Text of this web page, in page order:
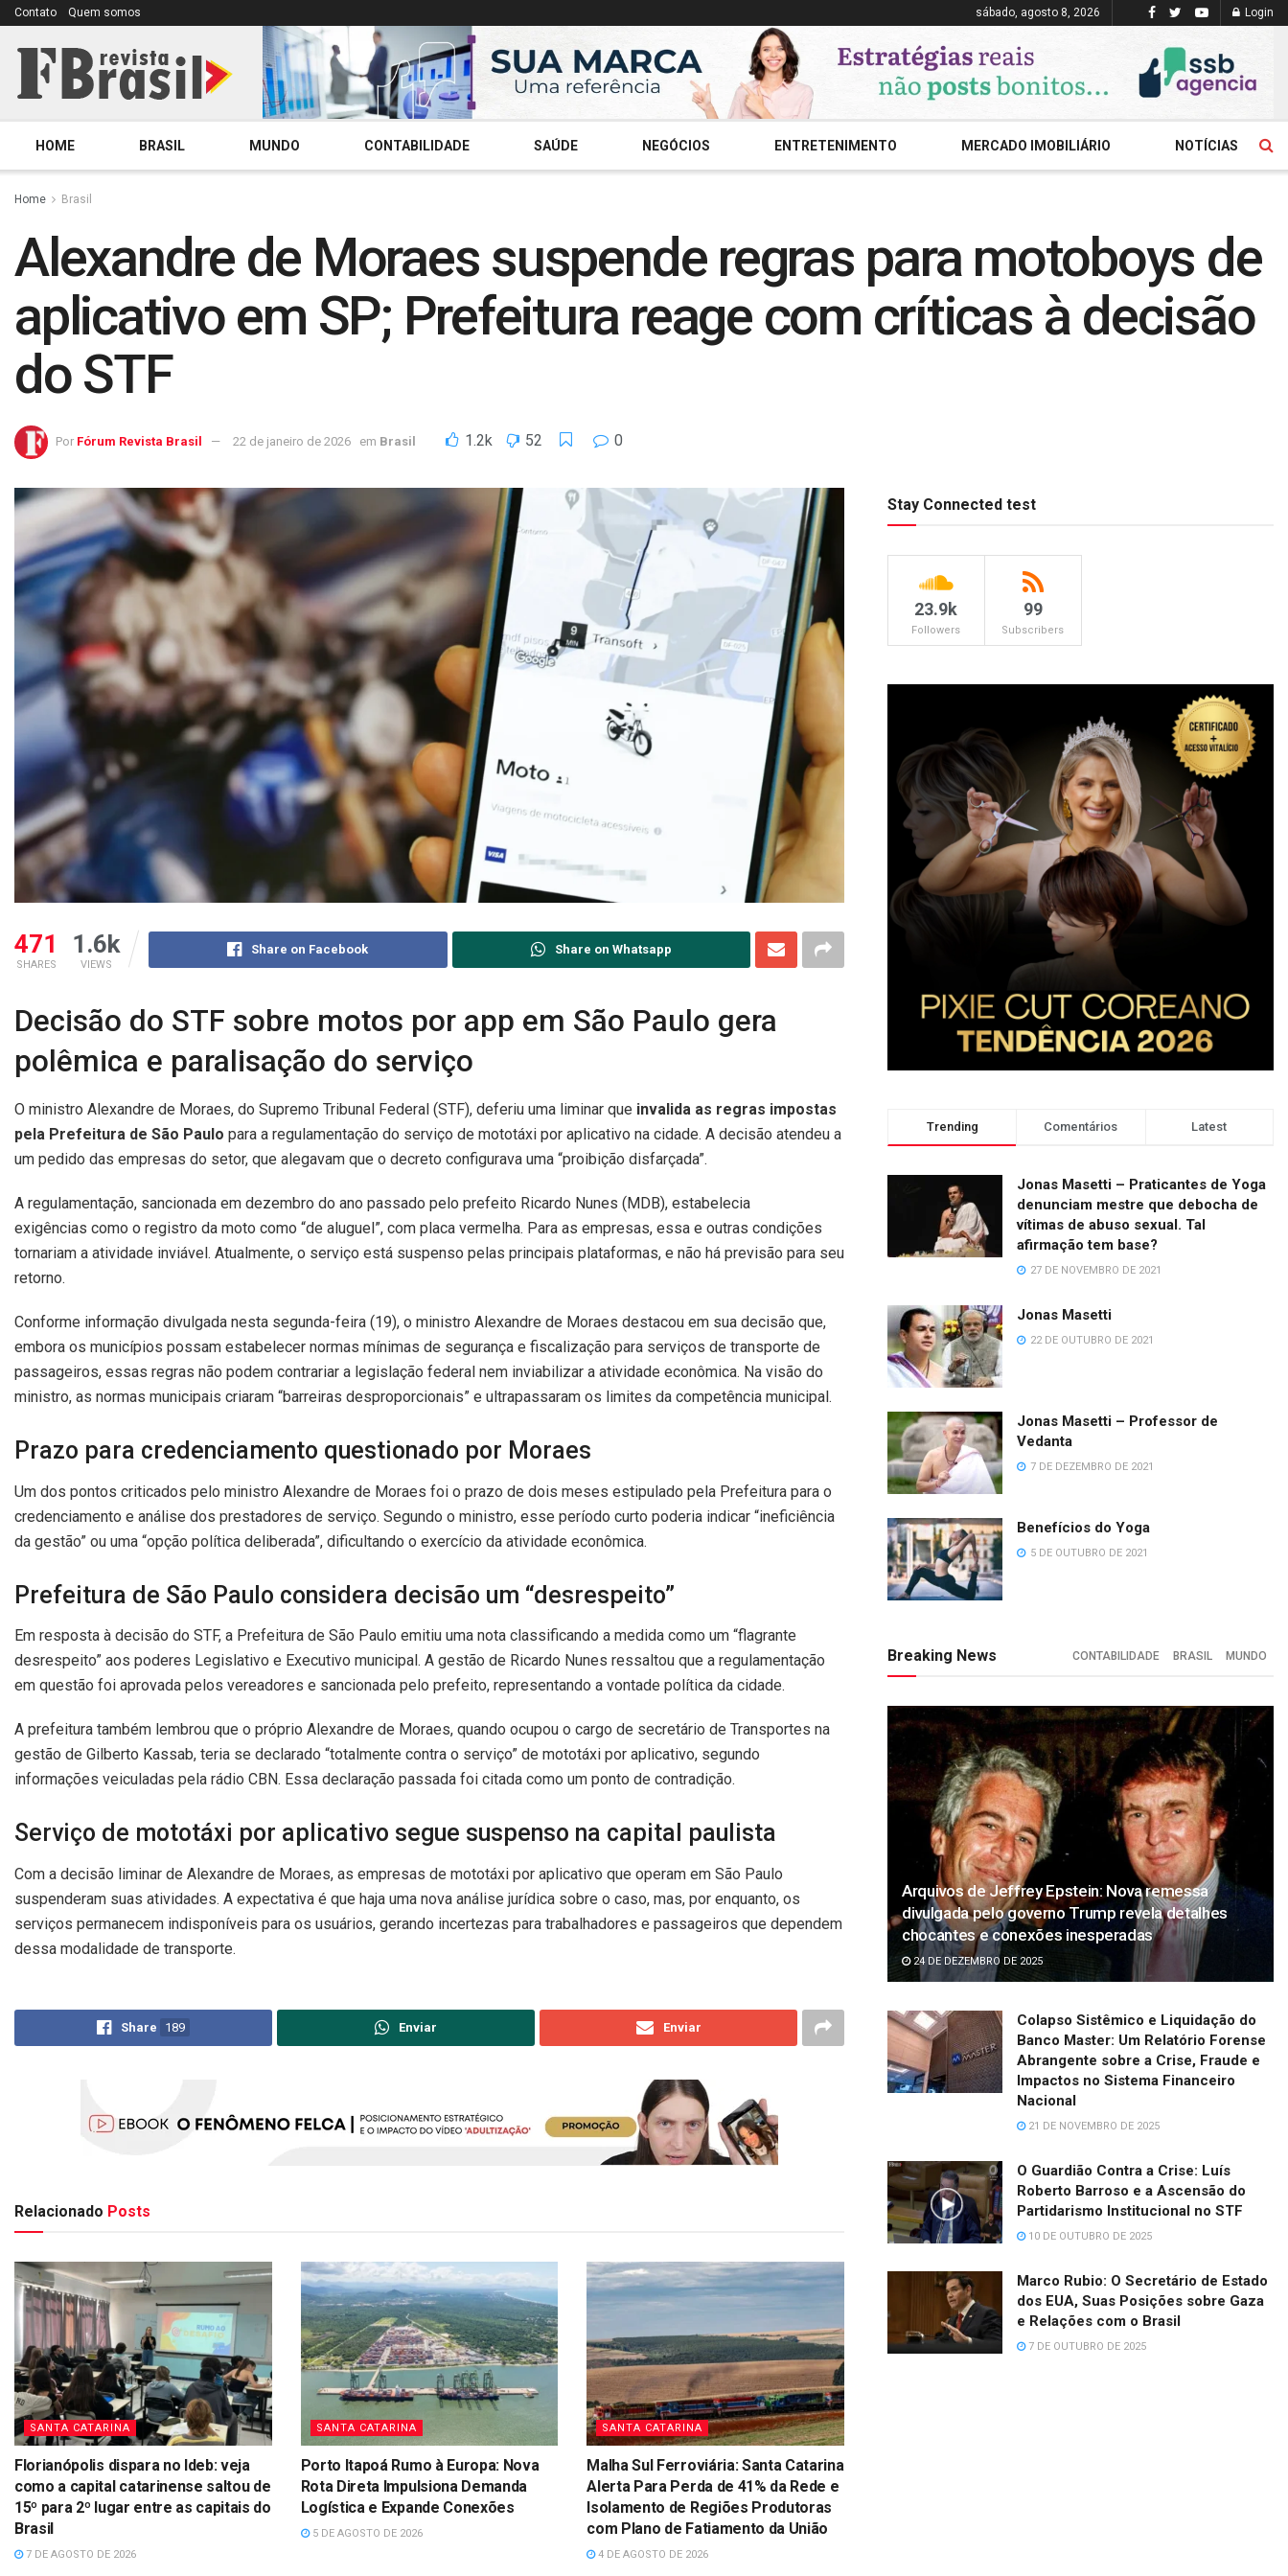
Contato Quem somos sábado, agosto 8, 2026 Login
HOME BRASIL MUNDO CONTABILIDADE SAÚDE NEGÓCIOS ENTRETENIMENTO MERCADO IMOBILIÁRIO NOTÍCIAS
Home Brasil
Alexandre de Moraes suspende regras para motoboys de
aplicativo em SP; Prefeitura reage com críticas à decisão
do STF
Por Fórum Revista Brasil 22 de janeiro de 2026 em Brasil 1.2k 52 0
471
SHARES
1.6k
VIEWS
Share on Facebook Share on Whatsapp
Decisão do STF sobre motos por app em São Paulo gera
polêmica e paralisação do serviço
O ministro Alexandre de Moraes, do Supremo Tribunal Federal (STF), deferiu uma liminar que invalida as regras impostas
pela Prefeitura de São Paulo para a regulamentação do serviço de mototáxi por aplicativo na cidade. A decisão atendeu a
um pedido das empresas do setor, que alegavam que o decreto configurava uma “proibição disfarçada”.
A regulamentação, sancionada em dezembro do ano passado pelo prefeito Ricardo Nunes (MDB), estabelecia
exigências como o registro da moto como “de aluguel”, com placa vermelha. Para as empresas, essa e outras condições
tornariam a atividade inviável. Atualmente, o serviço está suspenso pelas principais plataformas, e não há previsão para seu
retorno.
Conforme informação divulgada nesta segunda-feira (19), o ministro Alexandre de Moraes destacou em sua decisão que,
embora os municípios possam estabelecer normas mínimas de segurança e fiscalização para serviços de transporte de
passageiros, essas regras não podem contrariar a legislação federal nem inviabilizar a atividade econômica. Na visão do
ministro, as normas municipais criaram “barreiras desproporcionais” e ultrapassaram os limites da competência municipal.
Prazo para credenciamento questionado por Moraes
Um dos pontos criticados pelo ministro Alexandre de Moraes foi o prazo de dois meses estipulado pela Prefeitura para o
credenciamento e análise dos prestadores de serviço. Segundo o ministro, esse período curto poderia indicar “ineficiência
da gestão” ou uma “opção política deliberada”, dificultando o exercício da atividade econômica.
Prefeitura de São Paulo considera decisão um “desrespeito”
Em resposta à decisão do STF, a Prefeitura de São Paulo emitiu uma nota classificando a medida como um “flagrante
desrespeito” aos poderes Legislativo e Executivo municipal. A gestão de Ricardo Nunes ressaltou que a regulamentação
em questão foi aprovada pelos vereadores e sancionada pelo prefeito, representando a vontade política da cidade.
A prefeitura também lembrou que o próprio Alexandre de Moraes, quando ocupou o cargo de secretário de Transportes na
gestão de Gilberto Kassab, teria se declarado “totalmente contra o serviço” de mototáxi por aplicativo, segundo
informações veiculadas pela rádio CBN. Essa declaração passada foi citada como um ponto de contradição.
Serviço de mototáxi por aplicativo segue suspenso na capital paulista
Com a decisão liminar de Alexandre de Moraes, as empresas de mototáxi por aplicativo que operam em São Paulo
suspenderam suas atividades. A expectativa é que haja uma nova análise jurídica sobre o caso, mas, por enquanto, os
serviços permanecem indisponíveis para os usuários, gerando incertezas para trabalhadores e passageiros que dependem
dessa modalidade de transporte.
Share 189 Enviar Enviar
Relacionado Posts
SANTA CATARINA
Florianópolis dispara no Ideb: veja
como a capital catarinense saltou de
15º para 2º lugar entre as capitais do
Brasil
7 DE AGOSTO DE 2026
SANTA CATARINA
Porto Itapoá Rumo à Europa: Nova
Rota Direta Impulsiona Demanda
Logística e Expande Conexões
5 DE AGOSTO DE 2026
SANTA CATARINA
Malha Sul Ferroviária: Santa Catarina
Alerta Para Perda de 41% da Rede e
Isolamento de Regiões Produtoras
com Plano de Fatiamento da União
4 DE AGOSTO DE 2026
Stay Connected test
23.9k
Followers
99
Subscribers
Trending Comentários Latest
Jonas Masetti – Praticantes de Yoga
denunciam mestre que debocha de
vítimas de abuso sexual. Tal
afirmação tem base?
27 DE NOVEMBRO DE 2021
Jonas Masetti
22 DE OUTUBRO DE 2021
Jonas Masetti – Professor de
Vedanta
7 DE DEZEMBRO DE 2021
Benefícios do Yoga
5 DE OUTUBRO DE 2021
Breaking News CONTABILIDADE BRASIL MUNDO
Arquivos de Jeffrey Epstein: Nova remessa
divulgada pelo governo Trump revela detalhes
chocantes e conexões inesperadas
24 DE DEZEMBRO DE 2025
Colapso Sistêmico e Liquidação do
Banco Master: Um Relatório Forense
Abrangente sobre a Crise, Fraude e
Impactos no Sistema Financeiro
Nacional
21 DE NOVEMBRO DE 2025
O Guardião Contra a Crise: Luís
Roberto Barroso e a Ascensão do
Partidarismo Institucional no STF
10 DE OUTUBRO DE 2025
Marco Rubio: O Secretário de Estado
dos EUA, Suas Posições sobre Gaza
e Relações com o Brasil
7 DE OUTUBRO DE 2025